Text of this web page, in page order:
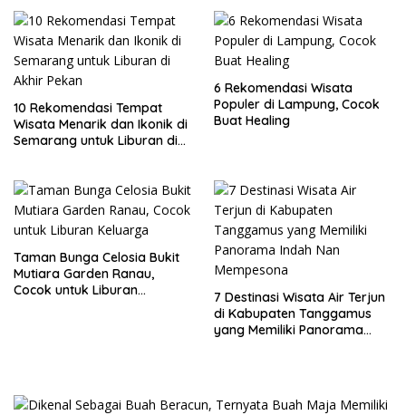
10 Rekomendasi Tempat
Wisata Menarik dan Ikonik di
Semarang untuk Liburan di
6 Rekomendasi Wisata
Populer di Lampung, Cocok
Buat Healing
Taman Bunga Celosia Bukit
Mutiara Garden Ranau,
Cocok untuk Liburan
7 Destinasi Wisata Air Terjun
di Kabupaten Tanggamus
yang Memiliki Panorama